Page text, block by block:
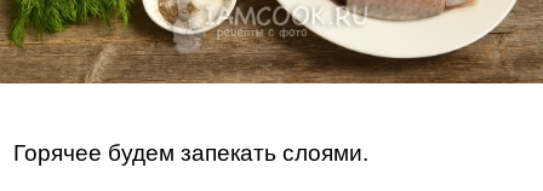
Горячее будем запекать слоями.